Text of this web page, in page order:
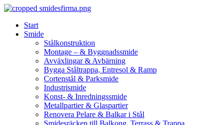
Skip
contentStart
Smide
Stålkonstruktion
Montage – & Byggnadssmide
Avväxlingar & Avbärning
Bygga Ståltrappa, Entresol & Ramp
Cortenstål & Parksmide
Industrismide
Konst- & Inredningssmide
Metallpartier & Glaspartier
Renovera Pelare & Balkar i Stål
Smidesräcken till Balkong, Terrass & Trappa